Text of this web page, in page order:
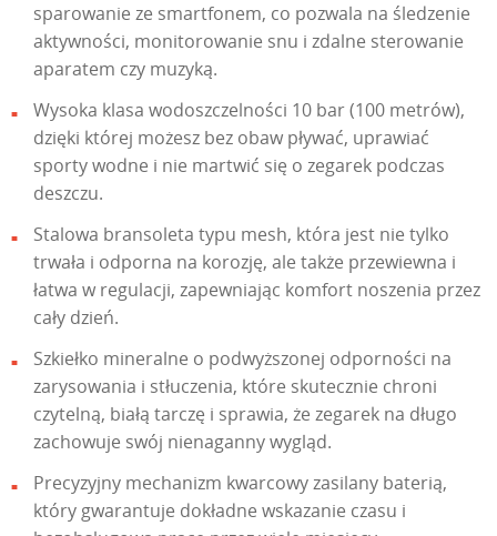
sparowanie ze smartfonem, co pozwala na śledzenie
aktywności, monitorowanie snu i zdalne sterowanie
aparatem czy muzyką.
Wysoka klasa wodoszczelności 10 bar (100 metrów),
dzięki której możesz bez obaw pływać, uprawiać
sporty wodne i nie martwić się o zegarek podczas
deszczu.
Stalowa bransoleta typu mesh, która jest nie tylko
trwała i odporna na korozję, ale także przewiewna i
łatwa w regulacji, zapewniając komfort noszenia przez
cały dzień.
Szkiełko mineralne o podwyższonej odporności na
zarysowania i stłuczenia, które skutecznie chroni
czytelną, białą tarczę i sprawia, że zegarek na długo
zachowuje swój nienaganny wygląd.
Precyzyjny mechanizm kwarcowy zasilany baterią,
który gwarantuje dokładne wskazanie czasu i